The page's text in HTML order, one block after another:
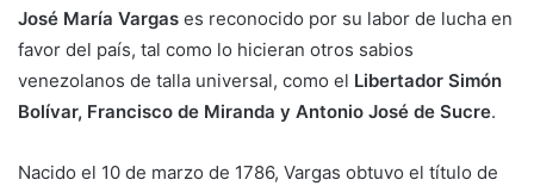
José María Vargas es reconocido por su labor de lucha en
favor del país, tal como lo hicieran otros sabios
venezolanos de talla universal, como el Libertador Simón
Bolívar, Francisco de Miranda y Antonio José de Sucre.
Nacido el 10 de marzo de 1786, Vargas obtuvo el título de